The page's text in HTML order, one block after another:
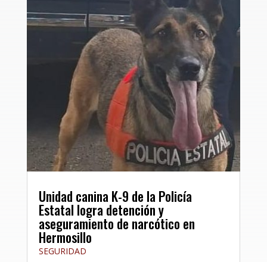
Unidad canina K-9 de la Policía
Estatal logra detención y
aseguramiento de narcótico en
Hermosillo
SEGURIDAD